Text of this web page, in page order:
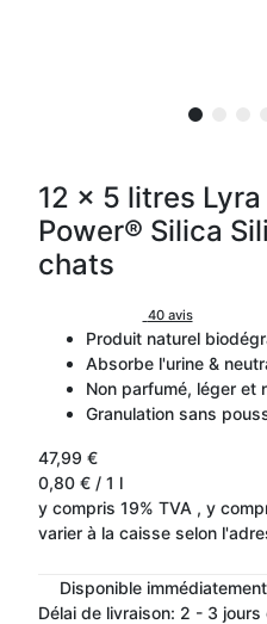
12 x 5 litres
Power® Silica
chats
40 avis
Produit naturel
Absorbe l'urine &
Non parfumé, léger et
Granulation sans
47,99 €
0,80 € / 1 l
y compris 19% TVA , y
varier à la caisse selon
Disponible immédiatement
Délai de livraison: 2 - 3 jours